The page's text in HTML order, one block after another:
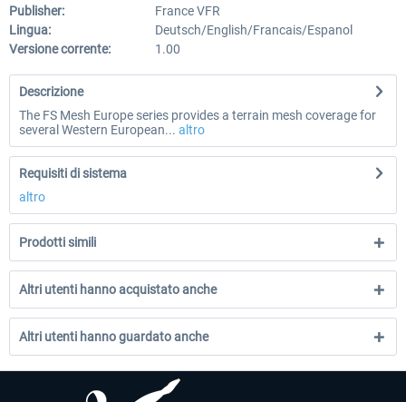
Publisher:
France VFR
Lingua:
Deutsch/English/Francais/Espanol
Versione corrente:
1.00
Descrizione
The FS Mesh Europe series provides a terrain mesh coverage for
several Western European... altro
Requisiti di sistema
altro
Prodotti simili
Altri utenti hanno acquistato anche
Altri utenti hanno guardato anche